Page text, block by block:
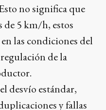
no significa que
de 5 km/h, estos
las condiciones del
de la
desvío estándar,
y fallas